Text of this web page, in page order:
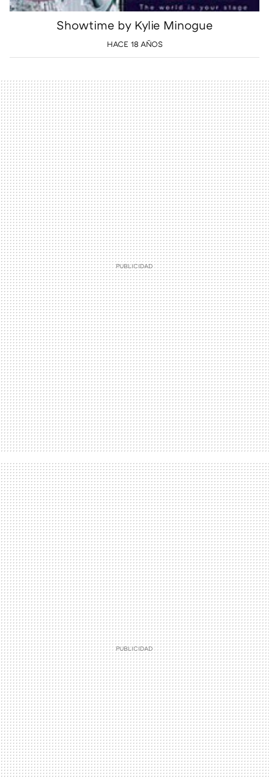
Showtime by Kylie Minogue
HACE 18 AÑOS